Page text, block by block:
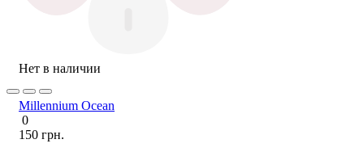
Нет в наличии
Millennium Ocean
0
150 грн.